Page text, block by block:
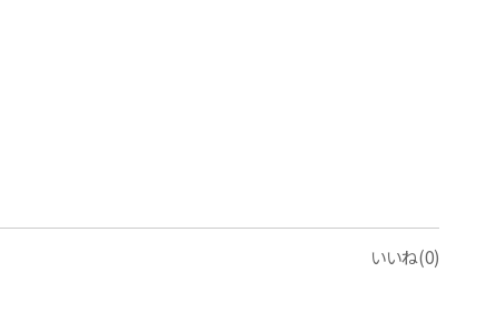
いいね(0)